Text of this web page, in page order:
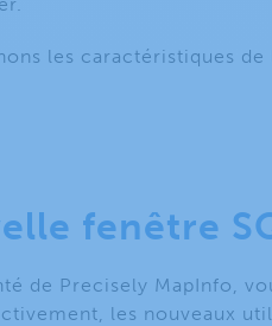
les caractéristiques
fenêtre
de Precisely MapInfo,
les nouveaux